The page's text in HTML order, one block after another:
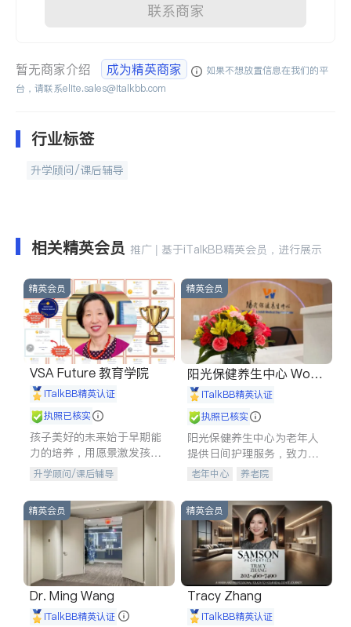
联系商家
暂无商家介绍 成为精英商家
如果不想放置信息在我们的平
台，请联系elite.sales@italkbb.com
行业标签
升学顾问/课后辅导
相关精英会员 推广 | 基于iTalkBB精英会员，进行展示
精英会员
VSA Future 教育学院
iTalkBB精英认证
执照已核实
孩子美好的未来始于早期能
力的培养，用愿景激发孩子
的学习潜力和动力。理念：
拥有成长型心态是成功的基
石。
升学顾问/课后辅导
精英会员
阳光保健养生中心 World
shine
iTalkBB精英认证
执照已核实
阳光保健养生中心为老年人
提供日间护理服务，致力于
通过持续的护理创新来有效
老年中心 养老院
精英会员
Dr. Ming Wang
iTalkBB精英认证
精英会员
Tracy Zhang
iTalkBB精英认证